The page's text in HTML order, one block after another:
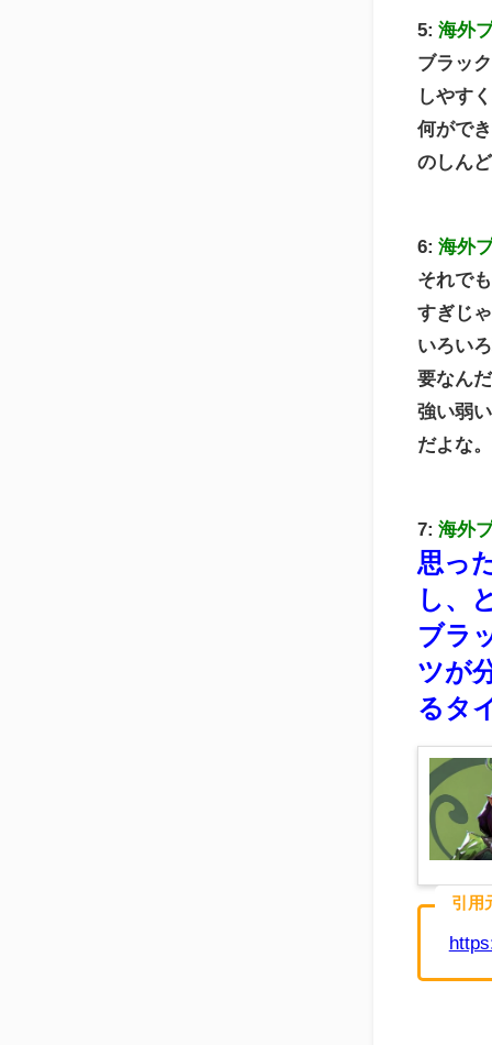
5: 海外
ブラッ
しやす
何がで
のしん
6: 海外
それで
すぎじ
いろい
要なん
強い弱
だよな。
7: 海外
思っ
し、
ブラ
ツが
るタ
引用